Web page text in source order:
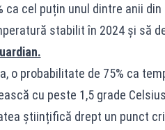
ca cel puțin unul dintre anii
stabilit în 2024 și să
o probabilitate de 75% ca
cu peste 1,5 grade
științifică drept un punct